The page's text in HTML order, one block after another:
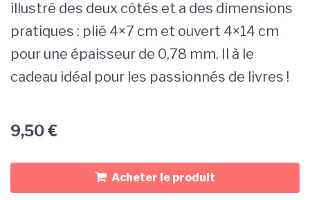
illustré des deux côtés et a des dimensions
pratiques : plié 4×7 cm et ouvert 4×14 cm
pour une épaisseur de 0,78 mm. Il à le
cadeau idéal pour les passionnés de livres !
9,50€
Acheter le produit